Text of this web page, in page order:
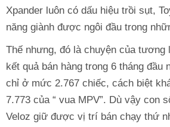
Xpander luôn có dấu hiệu trồi sụt,
năng giành được ngôi đầu trong
Thế nhưng, đó là chuyện của tương
kết quả bán hàng trong 6 tháng đầu
chỉ ở mức 2.767 chiếc, cách biệt
7.773 của “ vua MPV”. Dù vậy con
Veloz giữ được vị trí bán chạy thứ